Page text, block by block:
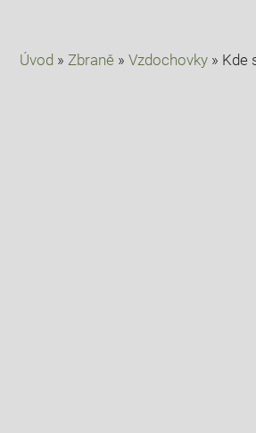
Úvod » Zbraně » Vzdochovky » Kde